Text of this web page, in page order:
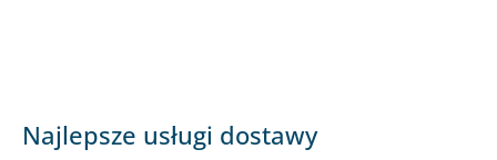
Najlepsze usługi dostawy